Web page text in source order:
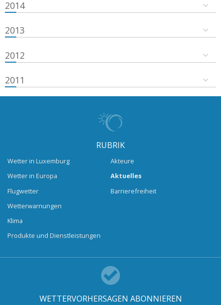
2014
2013
2012
2011
RUBRIK
Wetter in Luxemburg
Wetter in Europa
Flugwetter
Wetterwarnungen
Klima
Produkte und Dienstleistungen
Akteure
Aktuelles
Barrierefreiheit
WETTERVORHERSAGEN ABONNIEREN